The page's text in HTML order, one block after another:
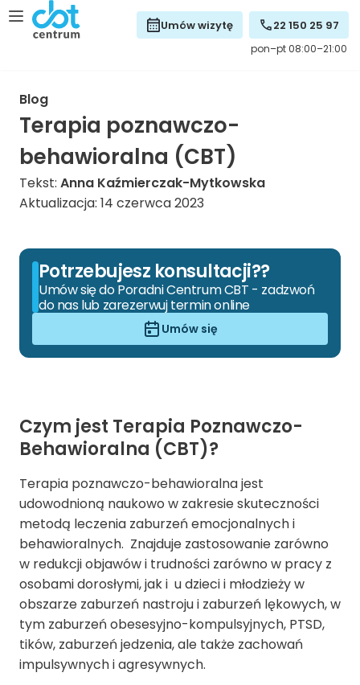
Umów wizytę 22 150 25 97
pon–pt 08:00–21:00
Blog
Terapia poznawczo-
behawioralna (CBT)
Tekst: Anna Kaźmierczak-Mytkowska
Aktualizacja: 14 czerwca 2023
Potrzebujesz konsultacji??
Umów się do Poradni Centrum CBT - zadzwoń
do nas lub zarezerwuj termin online
Umów się
Czym jest Terapia Poznawczo-
Behawioralna (CBT)?
Terapia poznawczo-behawioralna jest
udowodnioną naukowo w zakresie skuteczności
metodą leczenia zaburzeń emocjonalnych i
behawioralnych. Znajduje zastosowanie zarówno
w redukcji objawów i trudności zarówno w pracy z
osobami dorosłymi, jak i u dzieci i młodzieży w
obszarze zaburzeń nastroju i zaburzeń lękowych, w
tym zaburzeń obesesyjno-kompulsyjnych, PTSD,
tików, zaburzeń jedzenia, ale także zachowań
impulsywnych i agresywnych.